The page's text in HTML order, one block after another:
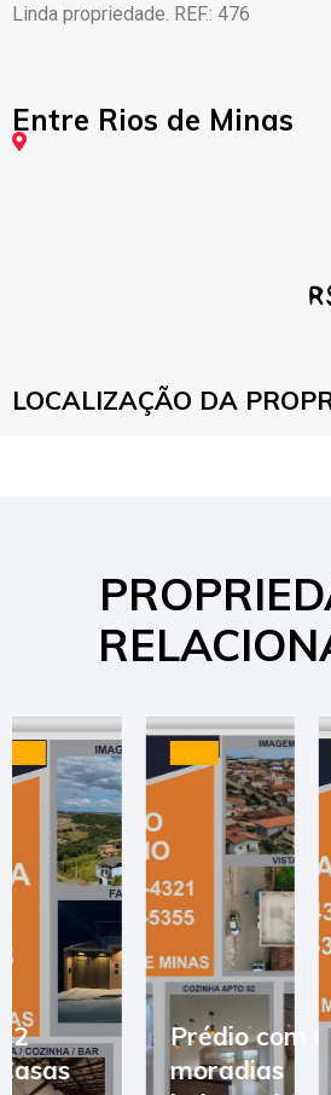
Linda propriedade. REF.: 476
Entre Rios de Minas
LOCALIZAÇÃO DA
Prédio com 03
moradias
Casa de
04